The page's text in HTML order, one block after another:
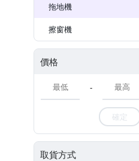
拖地機
擦窗機
價格
-
確定
取貨方式